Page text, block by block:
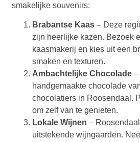
smakelijke souvenirs:
Brabantse Kaas – Deze
zijn heerlijke kazen. Bezoek
kaasmakerij en kies uit een
smaken en texturen.
Ambachtelijke Chocolade –
handgemaakte chocolade
chocolatiers in Roosendaal.
om zelf van te genieten.
Lokale Wijnen –
uitstekende wijngaarden.